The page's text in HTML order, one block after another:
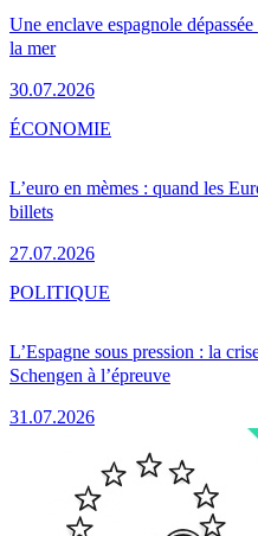
Une enclave espagnole
la mer
30.07.2026
L’euro en mèmes : quand les
billets
27.07.2026
ÉCONOMIE
L’Espagne sous pression : la
Schengen à l’épreuve
31.07.2026
POLITIQUE